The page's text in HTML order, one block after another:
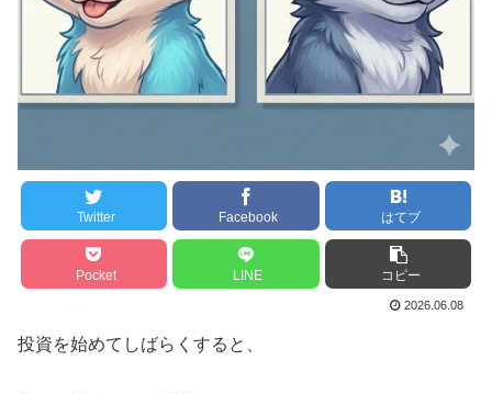
Twitter Facebook はてブ
Pocket LINE コピー
2026.06.08
投資を始めてしばらくすると、